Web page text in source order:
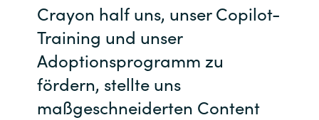
Crayon half uns, unser Copilot-
Training und unser
Adoptionsprogramm zu
fördern, stellte uns
maßgeschneiderten Content